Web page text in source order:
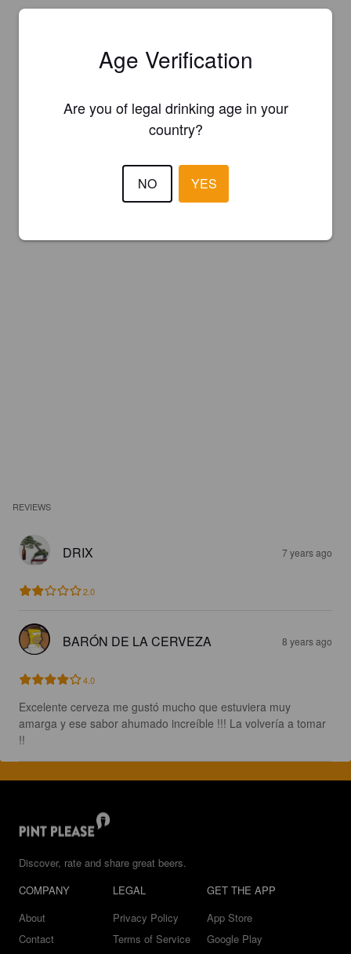
REVIEWS
DRIX 7 years ago
2.0
BARÓN DE LA CERVEZA 8 years ago
4.0
Excelente cerveza me gustó mucho que estuviera muy
amarga y ese sabor ahumado increíble !!! La volvería a tomar
!!
Discover, rate and share great beers.
COMPANY
About
Contact
LEGAL
Privacy Policy
Terms of Service
GET THE APP
App Store
Google Play
Age Verification
Are you of legal drinking age in your
country?
NO YES